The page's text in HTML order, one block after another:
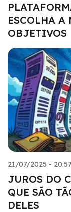
ESCOLHA A
OBJETIVOS
21/07/2025 -
JUROS DO
QUE SÃO
DELES